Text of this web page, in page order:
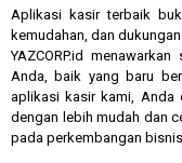
Aplikasi kasir terbaik
kemudahan, dan
YAZCORP.id
Anda, baik yang baru
aplikasi kasir kami, Anda
dengan lebih mudah dan
pada perkembangan